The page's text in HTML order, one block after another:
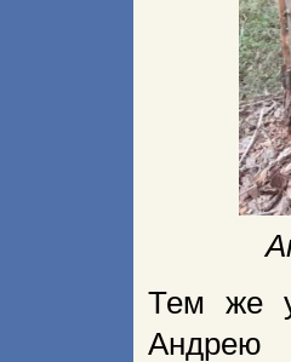
Тем же
Андрею